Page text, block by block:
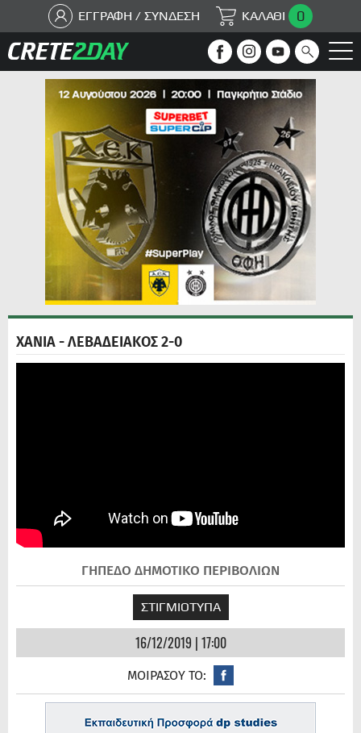
ΕΓΓΡΑΦΗ / ΣΥΝΔΕΣΗ ΚΑΛΑΘΙ 0
ΧΑΝΙΑ - ΛΕΒΑΔΕΙΑΚΟΣ 2-0
ΓΗΠΕΔΟ ΔΗΜΟΤΙΚΟ ΠΕΡΙΒΟΛΙΩΝ
ΣΤΙΓΜΙΟΤΥΠΑ
16/12/2019 | 17:00
ΜΟΙΡΑΣΟΥ ΤΟ: